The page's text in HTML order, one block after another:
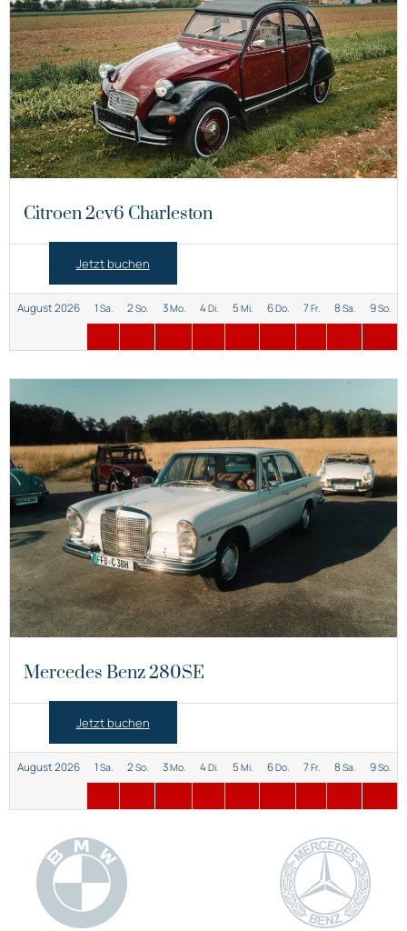
Citroen 2cv6 Charleston
Jetzt buchen
August 2026 1 Sa. 2 So. 3Mo. 4 Di. 5Mi. 6Do. 7 Fr. 8 Sa. 9So.
Mercedes Benz 280SE
Jetzt buchen
August 2026 1 Sa. 2 So. 3Mo. 4 Di. 5Mi. 6Do. 7 Fr. 8 Sa. 9So.